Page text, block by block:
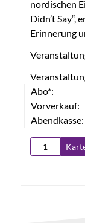
nordischen
Didn’t Say“,
Erinnerung
Abo*:
Vorverkauf:
Abendkasse: